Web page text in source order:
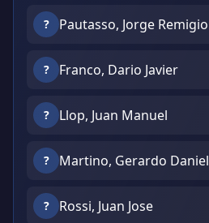
? Pautasso, Jorge Remigio
? Franco, Dario Javier
? Llop, Juan Manuel
? Martino, Gerardo Daniel
? Rossi, Juan Jose